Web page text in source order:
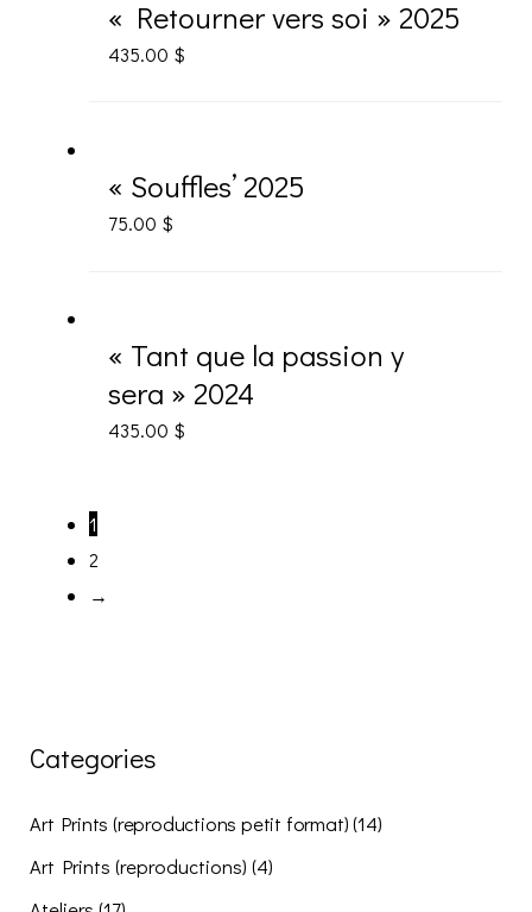
Categories
Art Prints (reproductions petit format) (14)
Art Prints (reproductions) (4)
« Retourner vers soi » 2025
435.00 $
« Souffles’ 2025
75.00 $
« Tant que la passion y
sera » 2024
435.00 $
1
2
→